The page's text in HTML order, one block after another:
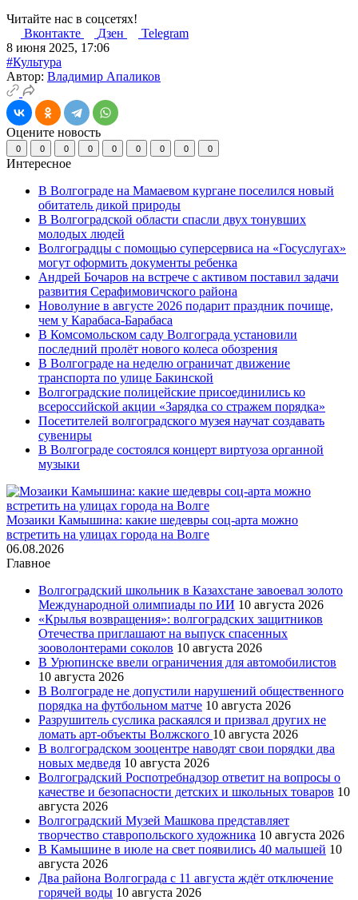
Читайте нас в соцсетях!
Вконтакте
Дзен
Telegram
8 июня 2025, 17:06
#Культура
Автор: Владимир Апаликов
Оцените новость
0 0 0 0 0 0 0 0 0
Интересное
В Волгограде на Мамаевом кургане поселился новый
обитатель дикой природы
В Волгоградской области спасли двух тонувших
молодых людей
Волгоградцы с помощью суперсервиса на «Госуслугах»
могут оформить документы ребенка
Андрей Бочаров на встрече с активом поставил задачи
развития Серафимовичского района
Новолуние в августе 2026 подарит праздник почище,
чем у Карабаса-Барабаса
В Комсомольском саду Волгограда установили
последний пролёт нового колеса обозрения
В Волгограде на неделю ограничат движение
транспорта по улице Бакинской
Волгоградские полицейские присоединились ко
всероссийской акции «Зарядка со стражем порядка»
Посетителей волгоградского музея научат создавать
сувениры
В Волгограде состоялся концерт виртуоза органной
музыки
Мозаики Камышина: какие шедевры соц-арта можно
встретить на улицах города на Волге
06.08.2026
Главное
Волгоградский школьник в Казахстане завоевал золото
Международной олимпиады по ИИ 10 августа 2026
«Крылья возвращения»: волгоградских защитников
Отечества приглашают на выпуск спасенных
зооволонтерами соколов 10 августа 2026
В Урюпинске ввели ограничения для автомобилистов
10 августа 2026
В Волгограде не допустили нарушений общественного
порядка на футбольном матче 10 августа 2026
Разрушитель суслика раскаялся и призвал других не
ломать арт-объекты Волжского 10 августа 2026
В волгоградском зооцентре наводят свои порядки два
новых медведя 10 августа 2026
Волгоградский Роспотребнадзор ответит на вопросы о
качестве и безопасности детских и школьных товаров 10
августа 2026
Волгоградский Музей Машкова представляет
творчество ставропольского художника 10 августа 2026
В Камышине в июле на свет появились 40 малышей 10
августа 2026
Два района Волгограда с 11 августа ждёт отключение
горячей воды 10 августа 2026